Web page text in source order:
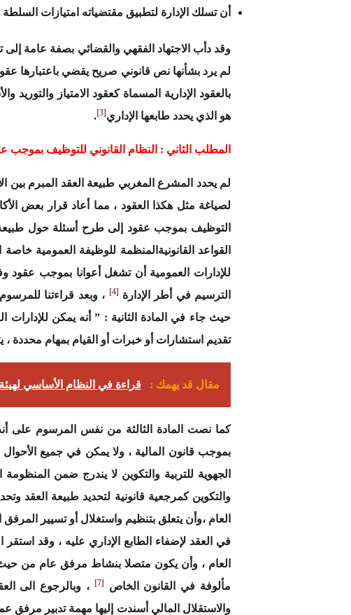
أن تسلك الإدارة لتطبيق مقتضياته امتيازات السلطة
وقد دأب الاجتهاد الفقهي والقضائي بصفة عامة إلى
لم يرد بشأنها نص قانوني صريح يقضي باعتبارها
بالعقود الإدارية المسماة كعقود الامتياز
هو الذي يحدد طابعها الإداري[3]
.
المطلب الثاني : النظام القانوني للتوظيف بموجب
لم يحدد المشرع المغربي طبيعة العقد المبرم بين
لصياغة مثل هكذا العقود ، مما أعاد قرار بعض
التوظيف بموجب عقود إلى طرح أسئلة حول طبيعة
للإدارات العمومية أن تشغل أعوانا بموجب
الترسيم في أطر الإدارة [4]
حيث جاء في المادة الثانية : ” أنه يمكن
تقديم استشارات أو خبرات أو القيام بمهام محددة ،
مقال قد يهمك : قراءة في النظام الأساسي
كما نصت المادة الثالثة من نفس المرسوم على
بموجب قانون المالية ، ولا يمكن في جميع
الجهوية للتربية والتكوين لا يندرج ضمن المنظومة
والتكوين كمرجعية قانونية لتحديد طبيعة العقد
العام ،وأن يتعلق بتنظيم واستغلال أو تسيير
في العقد لإضفاء الطابع الإداري عليه ، وقد
العام ، وأن يكون متصلا بنشاط مرفق عام من حيث
مألوفة في القانون الخاص
[7]
، وبالرجوع الى
والاستقلال المالي أسندت إليها مهمة تدبير مرفق